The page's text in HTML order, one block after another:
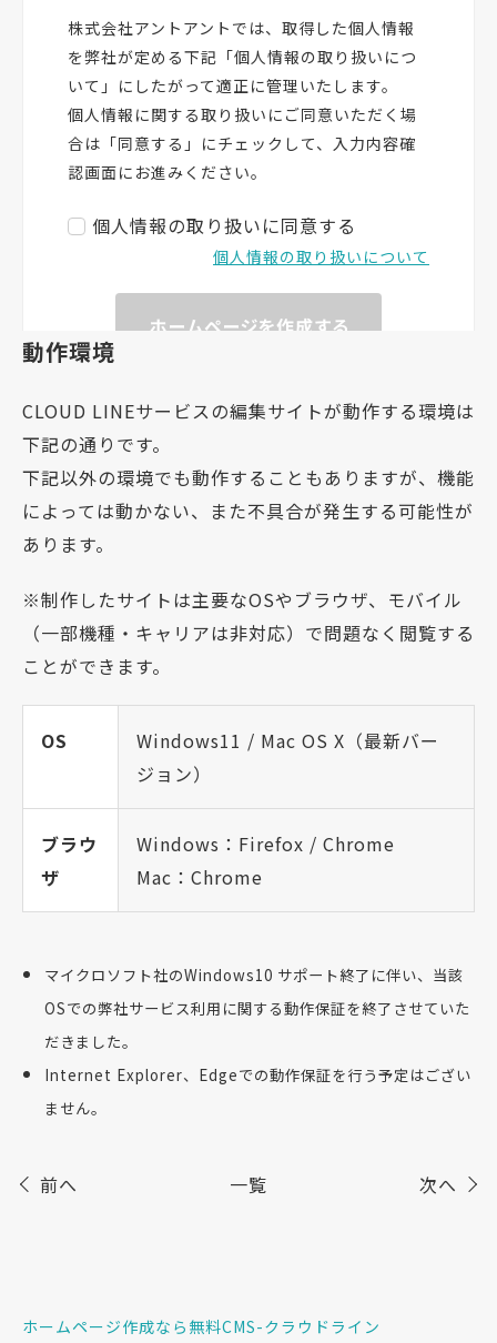
動作環境
CLOUD LINEサービスの編集サイトが動作する環境は
下記の通りです。
下記以外の環境でも動作することもありますが、機能
によっては動かない、また不具合が発生する可能性が
あります。
※制作したサイトは主要なOSやブラウザ、モバイル
（一部機種・キャリアは非対応）で問題なく閲覧する
ことができます。
OS
Windows11 / Mac OS X（最新バー
ジョン）
ブラウ
ザ
Windows：Firefox / Chrome
Mac：Chrome
マイクロソフト社のWindows10 サポート終了に伴い、当該
OSでの弊社サービス利用に関する動作保証を終了させていた
だきました。
Internet Explorer、Edgeでの動作保証を行う予定はござい
ません。
前へ 一覧 次へ
ホームページ作成なら無料CMS-クラウドライン